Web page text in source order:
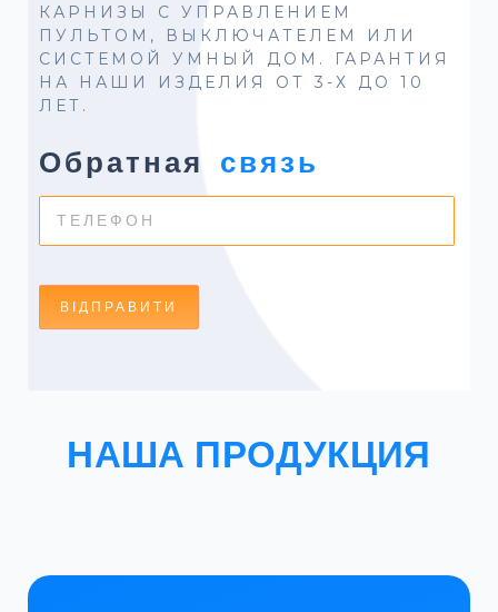
КАРНИЗЫ С УПРАВЛЕНИЕМ
ПУЛЬТОМ, ВЫКЛЮЧАТЕЛЕМ ИЛИ
СИСТЕМОЙ УМНЫЙ ДОМ. ГАРАНТИЯ
НА НАШИ ИЗДЕЛИЯ ОТ 3-Х ДО 10
ЛЕТ.
Обратная связь
НАША ПРОДУКЦИЯ